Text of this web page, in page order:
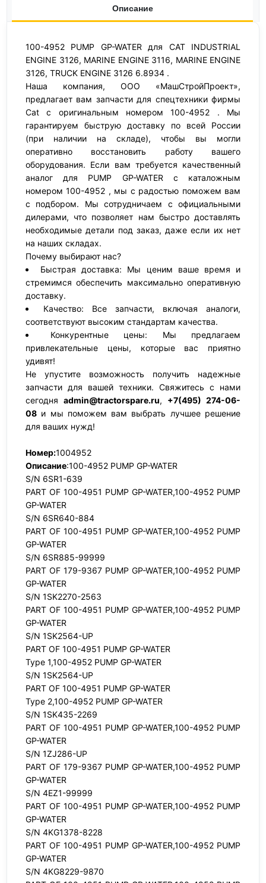
Описание
100-4952 PUMP GP-WATER для CAT INDUSTRIAL
ENGINE 3126, MARINE ENGINE 3116, MARINE ENGINE
3126, TRUCK ENGINE 3126 6.8934 .
Наша компания, ООО «МашСтройПроект»,
предлагает вам запчасти для спецтехники фирмы
Cat с оригинальным номером 100-4952 . Мы
гарантируем быструю доставку по всей России
(при наличии на складе), чтобы вы могли
оперативно восстановить работу вашего
оборудования. Если вам требуется качественный
аналог для PUMP GP-WATER с каталожным
номером 100-4952 , мы с радостью поможем вам
с подбором. Мы сотрудничаем с официальными
дилерами, что позволяет нам быстро доставлять
необходимые детали под заказ, даже если их нет
на наших складах.
Почему выбирают нас?
Быстрая доставка: Мы ценим ваше время и
стремимся обеспечить максимально оперативную
доставку.
Качество: Все запчасти, включая аналоги,
соответствуют высоким стандартам качества.
Конкурентные цены: Мы предлагаем
привлекательные цены, которые вас приятно
удивят!
Не упустите возможность получить надежные
запчасти для вашей техники. Свяжитесь с нами
сегодня admin@tractorspare.ru, +7(495) 274-06-
08 и мы поможем вам выбрать лучшее решение
для ваших нужд!
Номер:1004952
Описание:100-4952 PUMP GP-WATER
S/N 6SR1-639
PART OF 100-4951 PUMP GP-WATER,100-4952 PUMP
GP-WATER
S/N 6SR640-884
PART OF 100-4951 PUMP GP-WATER,100-4952 PUMP
GP-WATER
S/N 6SR885-99999
PART OF 179-9367 PUMP GP-WATER,100-4952 PUMP
GP-WATER
S/N 1SK2270-2563
PART OF 100-4951 PUMP GP-WATER,100-4952 PUMP
GP-WATER
S/N 1SK2564-UP
PART OF 100-4951 PUMP GP-WATER
Type 1,100-4952 PUMP GP-WATER
S/N 1SK2564-UP
PART OF 100-4951 PUMP GP-WATER
Type 2,100-4952 PUMP GP-WATER
S/N 1SK435-2269
PART OF 100-4951 PUMP GP-WATER,100-4952 PUMP
GP-WATER
S/N 1ZJ286-UP
PART OF 179-9367 PUMP GP-WATER,100-4952 PUMP
GP-WATER
S/N 4EZ1-99999
PART OF 100-4951 PUMP GP-WATER,100-4952 PUMP
GP-WATER
S/N 4KG1378-8228
PART OF 100-4951 PUMP GP-WATER,100-4952 PUMP
GP-WATER
S/N 4KG8229-9870